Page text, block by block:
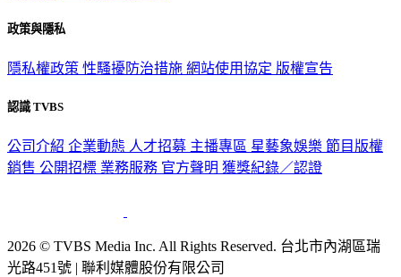
政策與隱私
隱私權政策 性騷擾防治措施 網站使用協定 版權宣告
認識 TVBS
公司介紹 企業動態 人才招募 主播專區 星藝象娛樂 節目版權
銷售 公開招標 業務服務 官方聲明 獲獎紀錄／認證
2026 © TVBS Media Inc. All Rights Reserved. 台北市內湖區瑞
光路451號 | 聯利媒體股份有限公司